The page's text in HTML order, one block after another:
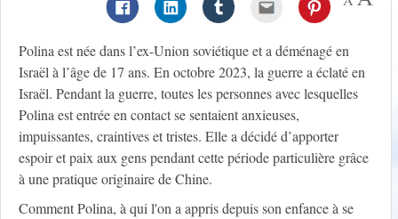
Polina est née dans l’ex-Union soviétique et a déménagé en
Israël à l’âge de 17 ans. En octobre 2023, la guerre a éclaté en
Israël. Pendant la guerre, toutes les personnes avec lesquelles
Polina est entrée en contact se sentaient anxieuses,
impuissantes, craintives et tristes. Elle a décidé d’apporter
espoir et paix aux gens pendant cette période particulière grâce
à une pratique originaire de Chine.
Comment Polina, à qui l'on a appris depuis son enfance à se